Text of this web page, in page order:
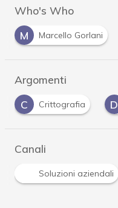
Who's Who
M
Marcello Gorlani
Argomenti
D
Data Breach D
Canali
Soluzioni aziendali